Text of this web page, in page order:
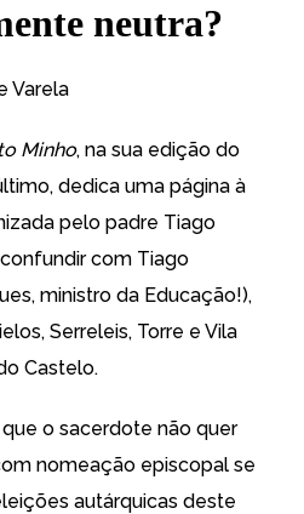
neutra?
Varela
Minho, na sua edição do
dedica uma página à
pelo padre Tiago
com Tiago
ministro da Educação!),
Serreleis, Torre e Vila
Castelo.
o sacerdote não quer
nomeação episcopal se
autárquicas deste